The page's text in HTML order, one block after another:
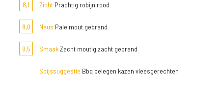
8,1
Zicht Prachtig robijn rood
8,0 Neus Pale mout gebrand
9,5 SmaakZacht moutig zacht gebrand
Spijssuggestie Bbq belegen kazen vleesgerechten